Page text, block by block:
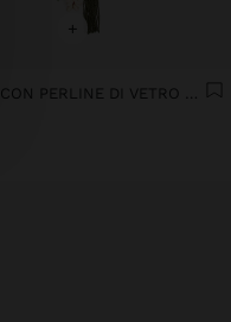
+
COLLANA CON PERLINE DI VETRO E CONCHIGLIE